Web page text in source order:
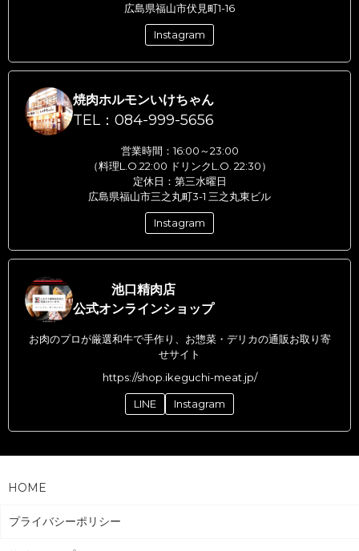
広島県福山市伏見町1-16
Instagram
焼肉ホルモンいけちゃん
TEL：084-999-5656
営業時間：16:00～23:00
（料理L.O.22:00 ドリンクL.O. 22:30）
定休日：第三水曜日
広島県福山市三之丸町3-1 三之丸東ビル
Instagram
池口精肉店
公式オンラインショップ
お肉のプロが厳選和牛で手作り、お惣菜・デリカの通販お取り寄
せサイト
https://shop.ikeguchi-meat.jp/
LINE Instagram
HOME
プライバシーポリシー